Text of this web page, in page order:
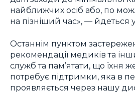
найближчих осіб або, по
на пізніший час», — йдеться
Останнім пунктом
рекомендації медиків та
служб та пам’ятати, що їхня
потребує підтримки, яка в
проявляється через нашу